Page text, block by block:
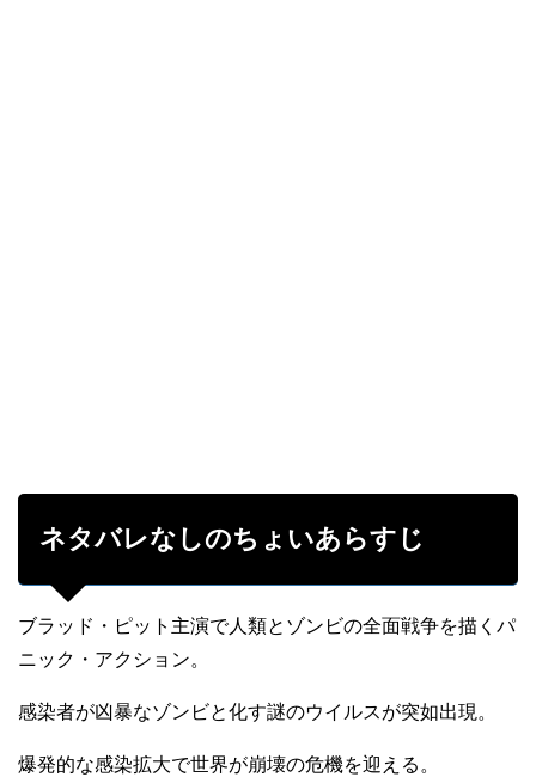
ネタバレなしのちょいあらすじ
ブラッド・ピット主演で人類とゾンビの全面戦争を描くパ
ニック・アクション。
感染者が凶暴なゾンビと化す謎のウイルスが突如出現。
爆発的な感染拡大で世界が崩壊の危機を迎える。